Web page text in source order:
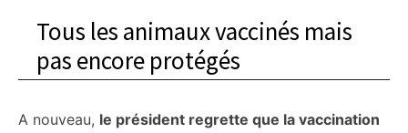
Tous les animaux vaccinés mais
pas encore protégés
A nouveau, le président regrette que la vaccination